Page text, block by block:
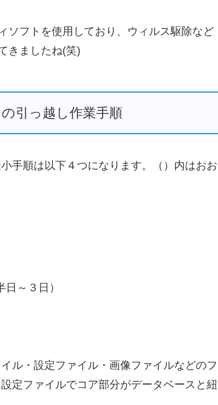
ソフトを使用しており、ウィルス駆除など
きましたね(笑)
引っ越し作業手順
手順は以下４つになります。（）内はおお
～３日）
ル・設定ファイル・画像ファイルなどのフ
定ファイルでコア部分がデータベースと紐